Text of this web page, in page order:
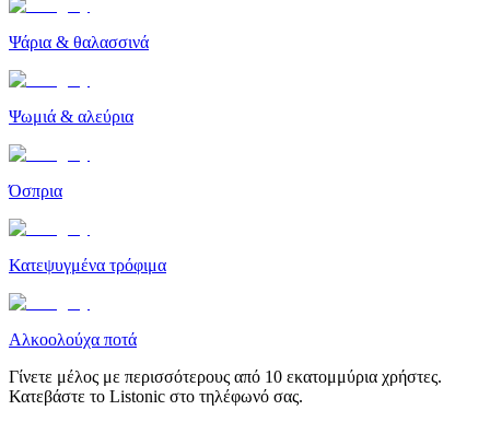
Ψάρια & θαλασσινά
Ψωμιά & αλεύρια
Όσπρια
Κατεψυγμένα τρόφιμα
Αλκοολούχα ποτά
Γίνετε μέλος με περισσότερους από 10 εκατομμύρια χρήστες.
Κατεβάστε το Listonic στο τηλέφωνό σας.